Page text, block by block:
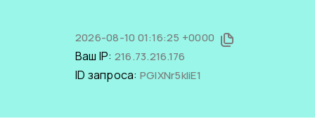
2026-08-10 01:16:25 +0000
Ваш IP: 216.73.216.176
ID запроса: PGIXNr5kIiE1